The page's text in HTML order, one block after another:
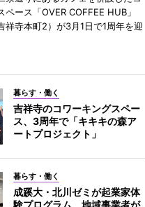
ペース「OVER COFFEE HUB」
祥寺本町2）が3月1日で1周年を迎
暮らす・働く
吉祥寺のコワーキングスペー
ス、3周年で「キキキの森ア
ートプロジェクト」
暮らす・働く
成蹊大・北川ゼミが起業家体
験プログラム 地域事業者が